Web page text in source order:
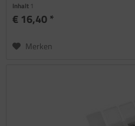
Inhalt 1
€ 16,40 *
Merken